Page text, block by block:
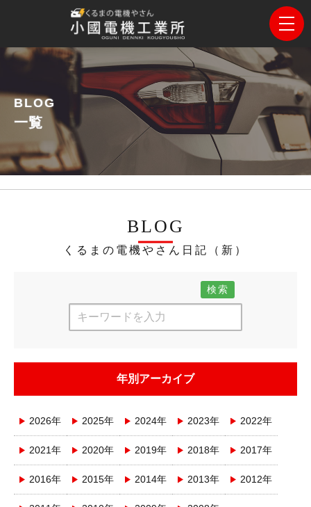
BLOG
一覧
BLOG
くるまの電機やさん日記（新）
検索
年別アーカイブ
2026年 2025年 2024年 2023年 2022年
2021年 2020年 2019年 2018年 2017年
2016年 2015年 2014年 2013年 2012年